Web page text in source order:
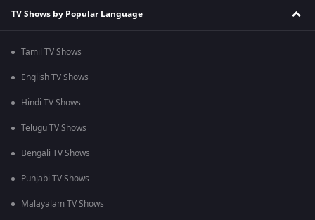
TV Shows by Popular Language
Tamil TV Shows
English TV Shows
Hindi TV Shows
Telugu TV Shows
Bengali TV Shows
Punjabi TV Shows
Malayalam TV Shows